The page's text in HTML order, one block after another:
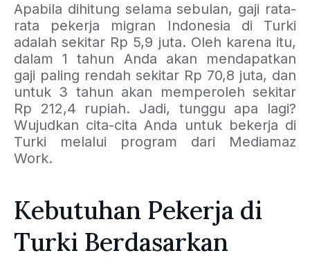
Apabila dihitung selama sebulan, gaji rata-
rata pekerja migran Indonesia di Turki
adalah sekitar Rp 5,9 juta. Oleh karena itu,
dalam 1 tahun Anda akan mendapatkan
gaji paling rendah sekitar Rp 70,8 juta, dan
untuk 3 tahun akan memperoleh sekitar
Rp 212,4 rupiah. Jadi, tunggu apa lagi?
Wujudkan cita-cita Anda untuk bekerja di
Turki melalui program dari Mediamaz
Work.
Kebutuhan Pekerja di
Turki Berdasarkan